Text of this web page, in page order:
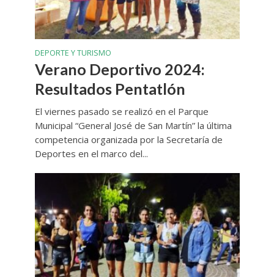
DEPORTE Y TURISMO
Verano Deportivo 2024:
Resultados Pentatlón
El viernes pasado se realizó en el Parque
Municipal “General José de San Martín” la última
competencia organizada por la Secretaría de
Deportes en el marco del...